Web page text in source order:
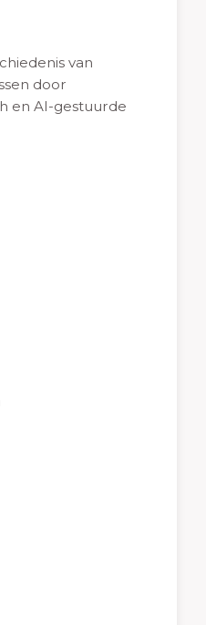
van
door
en AI-gestuurde